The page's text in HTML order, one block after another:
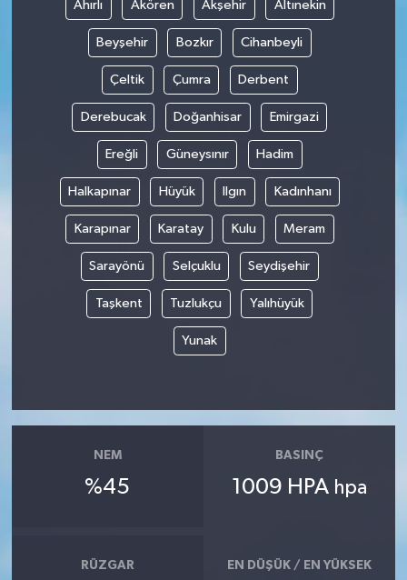
Ahırlı Akören Akşehir Altınekin
Beyşehir Bozkır Cihanbeyli
Çeltik Çumra Derbent
Derebucak Doğanhisar Emirgazi
Ereğli Güneysınır Hadim
Halkapınar Hüyük Ilgın Kadınhanı
Karapınar Karatay Kulu Meram
Sarayönü Selçuklu Seydişehir
Taşkent Tuzlukçu Yalıhüyük
Yunak
NEM
%45
BASINÇ
1009 HPA hpa
RÜZGAR EN DÜŞÜK / EN YÜKSEK